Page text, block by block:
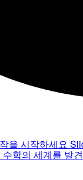
을 시작하세요
학의 세계를 발